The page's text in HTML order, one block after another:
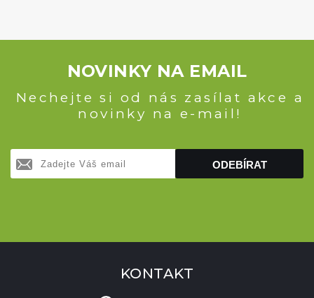
NOVINKY NA EMAIL
Nechejte si od nás zasílat akce a
novinky na e-mail!
ODEBÍRAT
KONTAKT